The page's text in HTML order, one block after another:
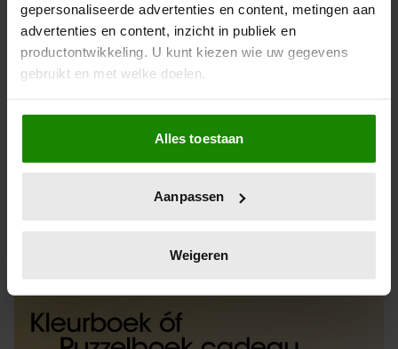
gepersonaliseerde advertenties en content, metingen aan
advertenties en content, inzicht in publiek en
productontwikkeling. U kunt kiezen wie uw gegevens
gebruikt en met welke doelen.
Als u het toestaat, willen we ook graag:
Informatie verzamelen over uw geografische
locatie, die tot een paar meter nauwkeurig kan zijn
scannen op specifieke eigenschappen (fingerprinting)
verwerkt en stel uw voorkeuren in het
intrekken in de Cookieverklaring.
We gebruiken cookies om content en advertenties te
Alles toestaan
Aanpassen
Weigeren